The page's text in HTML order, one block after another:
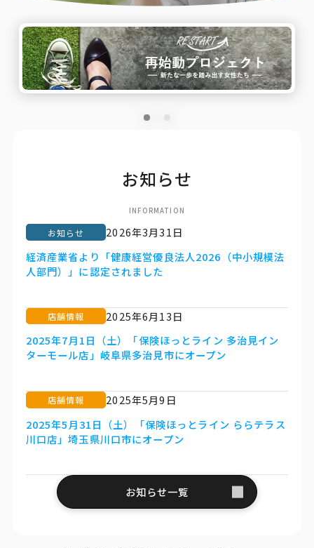
お知らせ
INFORMATION
お知らせ
2026年3月31日
経済産業省より「健康経営優良法人2026（中小規模法
人部門）」に認定されました
店舗情報
2025年6月13日
2025年7月1日（土）「保険ほっとライン 多治見イン
ターモール店」岐阜県多治見市にオープン
店舗情報
2025年5月9日
2025年5月31日（土）「保険ほっとライン ららテラス
川口店」埼玉県川口市にオープン
お知らせ一覧